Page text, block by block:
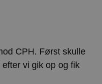
CPH. Først skulle
vi gik op og fik